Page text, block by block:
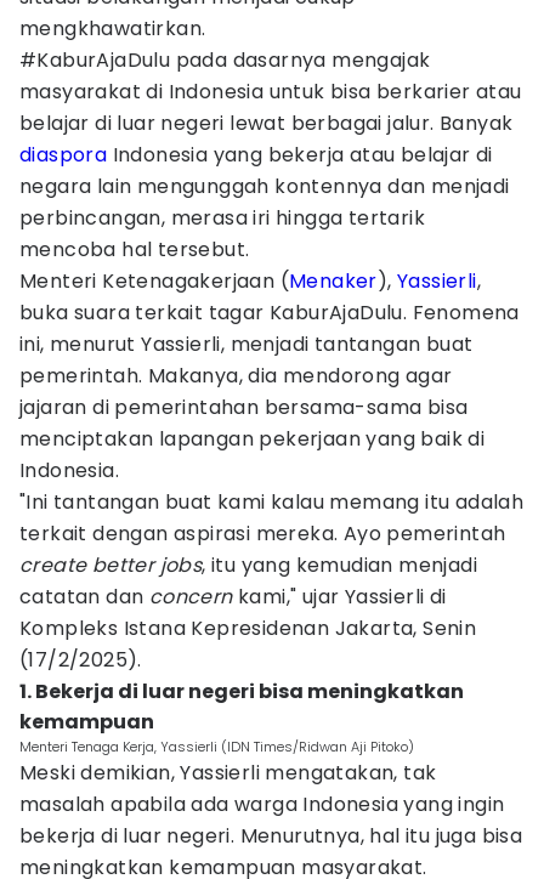
mengkhawatirkan.
#KaburAjaDulu pada dasarnya mengajak
masyarakat di Indonesia untuk bisa berkarier atau
belajar di luar negeri lewat berbagai jalur. Banyak
diaspora Indonesia yang bekerja atau belajar di
negara lain mengunggah kontennya dan menjadi
perbincangan, merasa iri hingga tertarik
mencoba hal tersebut.
Menteri Ketenagakerjaan (Menaker),Yassierli,
buka suara terkait tagar KaburAjaDulu. Fenomena
ini, menurut Yassierli, menjadi tantangan buat
pemerintah. Makanya, dia mendorong agar
jajaran di pemerintahan bersama-sama bisa
menciptakan lapangan pekerjaan yang baik di
Indonesia.
"Ini tantangan buat kami kalau memang itu adalah
terkait dengan aspirasi mereka. Ayo pemerintah
create better jobs, itu yang kemudian menjadi
catatan dan concernkami," ujar Yassierli di
Kompleks Istana Kepresidenan Jakarta, Senin
(17/2/2025).
1. Bekerja di luar negeri bisa meningkatkan
kemampuan
Menteri Tenaga Kerja, Yassierli (IDN Times/Ridwan Aji Pitoko)
Meski demikian, Yassierli mengatakan, tak
masalah apabila ada warga Indonesia yang ingin
bekerja di luar negeri. Menurutnya, hal itu juga bisa
meningkatkan kemampuan masyarakat.